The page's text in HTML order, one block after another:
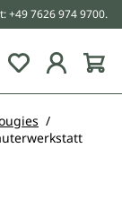
+49 7626 974 9700.